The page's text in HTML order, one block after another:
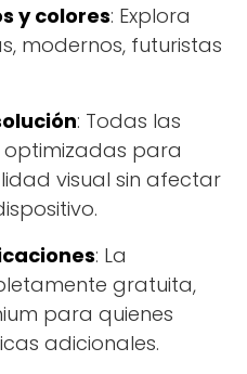
y colores: Explora
modernos, futuristas
: Todas las
para
visual sin afectar
: La
gratuita,
para quienes
adicionales.